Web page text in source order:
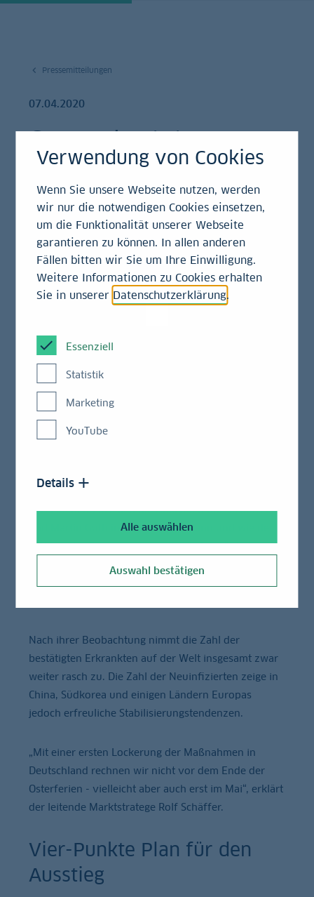
Pressemitteilungen
07.04.2020
Corona kostet
deutsche Wirtschaft
mindestens eine
Viertelbillion Euro
Pressemitteilung
daraus resultierenden Folgekosten werden die
deutsche Wirtschaft nach Einschätzung des LBBW
Research 2020 rund 240 Milliarden Euro oder 7
Prozentpunkte des Bruttoinlandsprodukts (BIP)
kosten. „Der Konjunkturmotor muss deshalb so
schnell wie möglich wieder angelassen werden.
Maßnahmenbündel für Schutz und Vorsorge
bereitstehen“, urteilen die Analysten Rolf Schäffer
und Martin Güth in ihrer Studie „Wann und wie der
Exit aus der Zwangspause gelingen kann“. Jeder
weitere Monat, in dem die Beschränkungen
Nach ihrer Beobachtung nimmt die Zahl der
bestätigten Erkrankten auf der Welt insgesamt zwar
weiter rasch zu. Die Zahl der Neuinfizierten zeige in
China, Südkorea und einigen Ländern Europas
jedoch erfreuliche Stabilisierungstendenzen.
„Mit einer ersten Lockerung der Maßnahmen in
Deutschland rechnen wir nicht vor dem Ende der
Osterferien - vielleicht aber auch erst im Mai“, erklärt
der leitende Marktstratege Rolf Schäffer.
Vier-Punkte Plan für den
Ausstieg
Verwendung von Cookies
Wenn Sie unsere Webseite nutzen, werden
wir nur die notwendigen Cookies einsetzen,
um die Funktionalität unserer Webseite
garantieren zu können. In allen anderen
Fällen bitten wir Sie um Ihre Einwilligung.
Weitere Informationen zu Cookies erhalten
Sie in unserer Datenschutzerklärung.
Essenziell
Statistik
Marketing
YouTube
Details
Alle auswählen
Auswahl bestätigen